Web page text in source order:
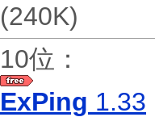
(240K)
10位：
ExPing 1.33